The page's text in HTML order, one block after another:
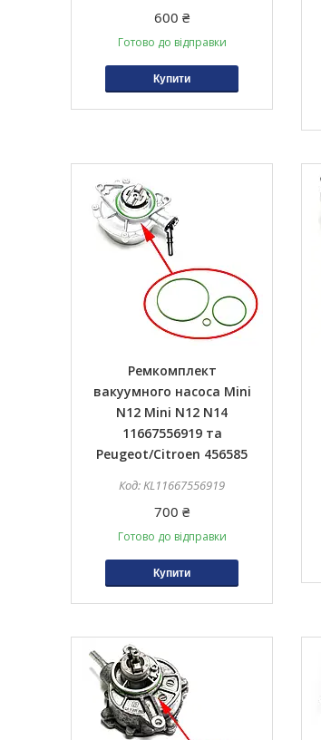
600 ₴
Готово до відправки
Купити
Ремкомплект
вакуумного насоса Mini
N12 Mini N12 N14
11667556919 та
Peugeot/Citroen 456585
KL11667556919
700 ₴
Готово до відправки
Купити